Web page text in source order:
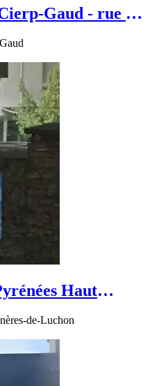
Gaud - rue du
Haut
de-Luchon